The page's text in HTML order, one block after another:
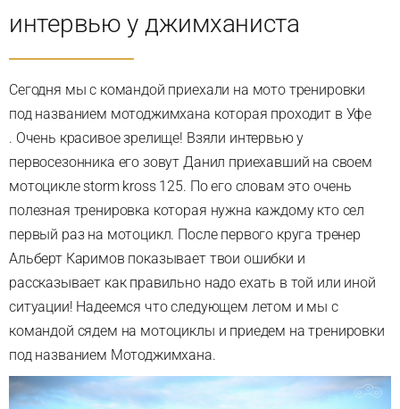
интервью у джимханиста
Сегодня мы с командой приехали на мото тренировки
под названием мотоджимхана которая проходит в Уфе
. Очень красивое зрелище! Взяли интервью у
первосезонника его зовут Данил приехавший на своем
мотоцикле storm kross 125. По его словам это очень
полезная тренировка которая нужна каждому кто сел
первый раз на мотоцикл. После первого круга тренер
Альберт Каримов показывает твои ошибки и
рассказывает как правильно надо ехать в той или иной
ситуации! Надеемся что следующем летом и мы с
командой сядем на мотоциклы и приедем на тренировки
под названием Мотоджимхана.